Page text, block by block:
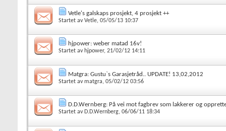
Vetle's galskaps prosjekt, 4 prosjekt ++
Startet avVetle, 05/05/13 10:37
hjpower: weber matad 16v!
Startet av hjpower, 21/02/12 14:11
Matgra: Gustu`s Garasjetråd.. UPDATE! 13,02,2012
Startet avmatgra, 05/02/12 03:56
D.D.Wernberg: På vei mot fagbrev som lakkerer og
Startet av D.D.Wernberg, 06/06/11 18:34